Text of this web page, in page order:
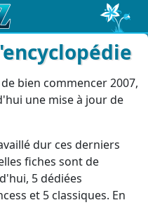
bien commencer 2007,
une mise à jour de
dur ces derniers
fiches sont de
5 dédiées
et 5 classiques. En